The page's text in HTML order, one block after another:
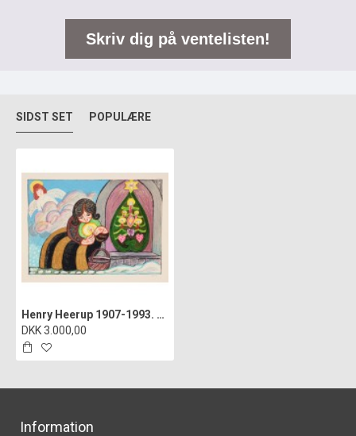
Skriv dig på ventelisten!
SIDST SET POPULÆRE
Henry Heerup 1907-1993. Sign. Heerup Litografi Eventyr af H.C. Andersen
DKK 3.000,00
Information